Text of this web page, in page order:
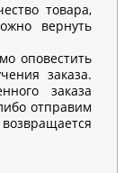
товара,
вернуть
оповестить
заказа.
заказа
отправим